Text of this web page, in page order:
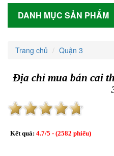
DANH MỤC SẢN PHẨM
Trang chủ Quận 3
Địa chỉ mua bán cai
Kết quả: 4.7/5 - (2582 phiếu)